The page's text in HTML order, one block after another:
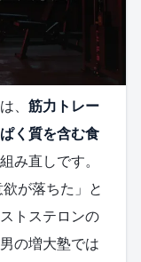
、 筋力トレー
く質を含む食
み直しです。
が落ちた」と
トステロンの
の増大塾では